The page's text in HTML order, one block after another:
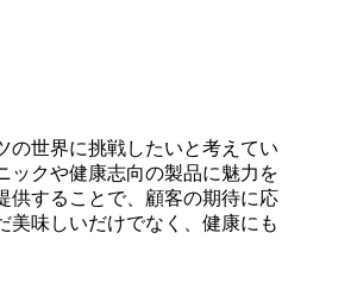
の世界に挑戦したいと考えてい
ックや健康志向の製品に魅力を
供することで、顧客の期待に応
美味しいだけでなく、健康にも